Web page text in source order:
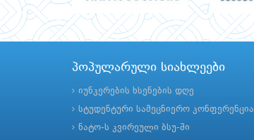
პოპულარული სიახლეები
იუნკერების ხსენების დღე
სტუდენტური სამეცნიერო კონფერენცია
ნატო-ს კვირეული ბსუ-ში